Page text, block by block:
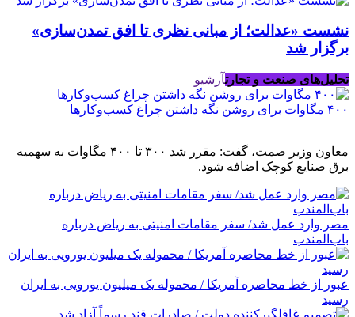
نشست «عدالت؛ از مبانی نظری تا افق تمدن‌سازی»
برگزار شد
تحلیل‌های صنعت و تجارتآرشیو
۴۰۰ مگاوات برای روشن نگه داشتن چراغ کسب‌وکار‌ها
معاون وزیر صمت، گفت: مقرر شد ۳۰۰ تا ۴۰۰ مگاوات به سهمیه
برق صنایع کوچک اضافه شود.
مصر وارد عمل شد/ سفر مقامات امنیتی به ریاض درباره
باب‌المندب
عبور از خط محاصره آمریکا / محموله یک میلیون یورویی به ایران
رسید